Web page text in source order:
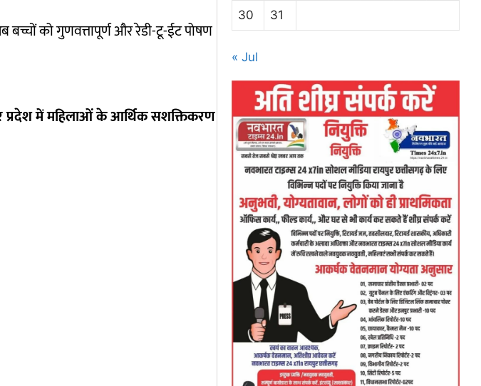
को गुणवत्तापूर्ण और रेडी-टू-ईट पोषण
प्रदेश में महिलाओं के आर्थिक सशक्तिकरण
30 31
« Jul